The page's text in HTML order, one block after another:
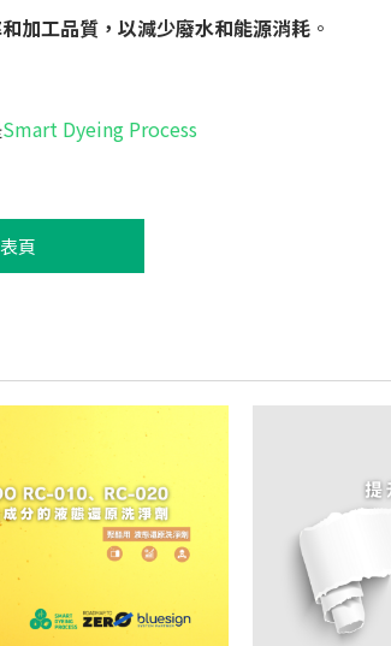
加工品質，以減少廢水和能源消耗 。
Smart Dyeing Process
頁